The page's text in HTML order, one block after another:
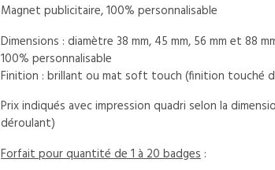
Magnet publicitaire, 100% personnalisable
Dimensions : diamètre 38 mm, 45 mm, 56 mm et 88
100% personnalisable
Finition : brillant ou mat soft touch (finition touché
Prix indiqués avec impression quadri selon la
déroulant)
Forfait pour quantité de 1 à 20 badges: